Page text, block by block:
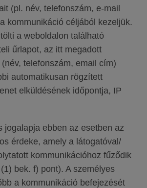
(pl. név, telefonszám, e-mail
kommunikáció céljából kezeljük.
a weboldalon található
űrlapot, az itt megadott
telefonszám, email cím)
automatikusan rögzített
elküldésének időpontja, IP
jogalapja ebben az esetben az
érdeke, amely a látogatóval/
kommunikációhoz fűződik
bek. f) pont). A személyes
a kommunikáció befejezését